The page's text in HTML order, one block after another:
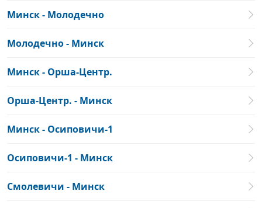
Минск - Молодечно
Молодечно - Минск
Минск - Орша-Центр.
Орша-Центр. - Минск
Минск - Осиповичи-1
Осиповичи-1 - Минск
Смолевичи - Минск